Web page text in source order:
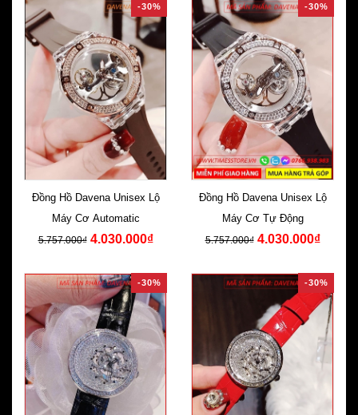
-30%
Đồng Hồ Davena Unisex Lộ
Máy Cơ Automatic
5.757.000₫ 4.030.000₫
-30%
Đồng Hồ Davena Unisex Lộ
Máy Cơ Tự Động
5.757.000₫ 4.030.000₫
-30% -30%